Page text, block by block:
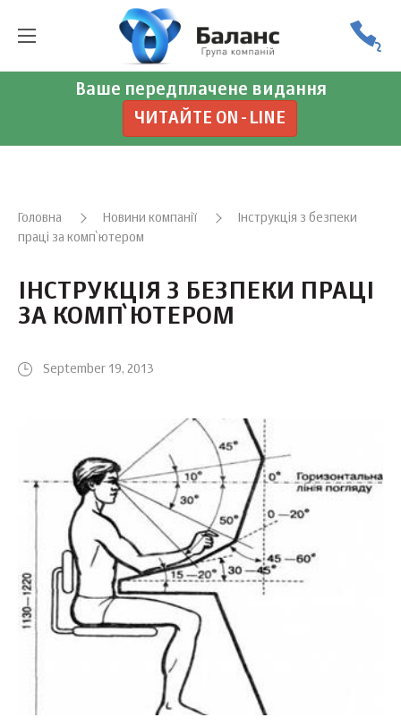
Ваше передплачене видання
ЧИТАЙТЕ ON-LINE
Головна Новини компанії
Інструкція з безпеки
праці за комп`ютером
ІНСТРУКЦІЯ З БЕЗПЕКИ ПРАЦІ
ЗА КОМП`ЮТЕРОМ
September 19, 2013